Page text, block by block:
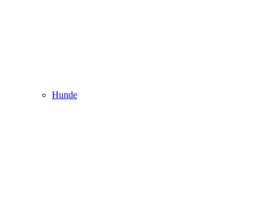
Hunde